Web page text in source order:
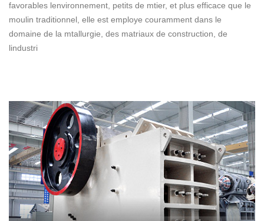
favorables lenvironnement, petits de mtier, et plus efficace que le
moulin traditionnel, elle est employe couramment dans le
domaine de la mtallurgie, des matriaux de construction, de
lindustri